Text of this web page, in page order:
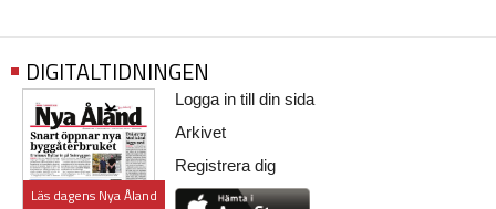
DIGITALTIDNINGEN
Läs dagens Nya Åland
Logga in till din sida
Arkivet
Registrera dig